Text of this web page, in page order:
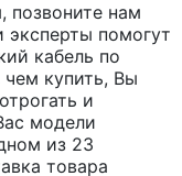
позвоните нам
помогут
кабель по
купить, Вы
и
модели
из 23
товара